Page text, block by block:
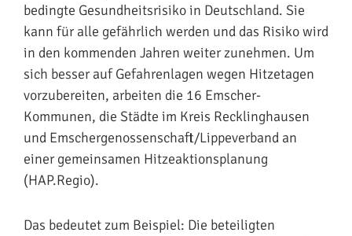
bedingte Gesundheitsrisiko in Deutschland. Sie
kann für alle gefährlich werden und das Risiko wird
in den kommenden Jahren weiter zunehmen. Um
sich besser auf Gefahrenlagen wegen Hitzetagen
vorzubereiten, arbeiten die 16 Emscher-
Kommunen, die Städte im Kreis Recklinghausen
und Emschergenossenschaft/Lippeverband an
einer gemeinsamen Hitzeaktionsplanung
(HAP.Regio).
Das bedeutet zum Beispiel: Die beteiligten